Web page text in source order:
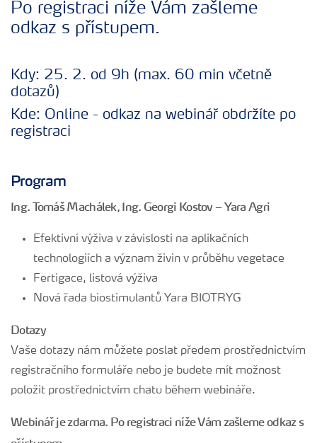
Po registraci níže Vám zašleme
odkaz s přístupem.
Kdy: 25. 2. od 9h (max. 60 min včetně
dotazů)
Kde: Online - odkaz na webinář obdržíte po
registraci
Program
Ing. Tomáš Machálek, Ing. Georgi Kostov – Yara Agri
Efektivní výživa v závislosti na aplikačních
technologiích a význam živin v průběhu vegetace
Fertigace, listová výživa
Nová řada biostimulantů Yara BIOTRYG
Dotazy
Vaše dotazy nám můžete poslat předem prostřednictvím
registračního formuláře nebo je budete mít možnost
položit prostřednictvím chatu během webináře.
Webinář je zdarma. Po registraci níže Vám zašleme odkaz s